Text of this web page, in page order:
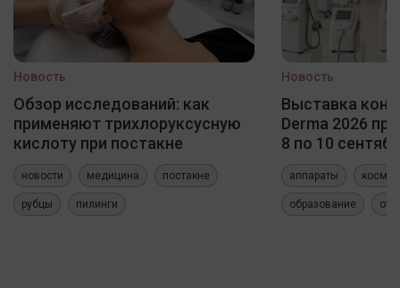
Новость
Обзор исследований: как
применяют трихлоруксусную
кислоту при постакне
новости медицина постакне
рубцы пилинги
Новость
Выставка
Derma 2026
8 по 10
аппараты
образование